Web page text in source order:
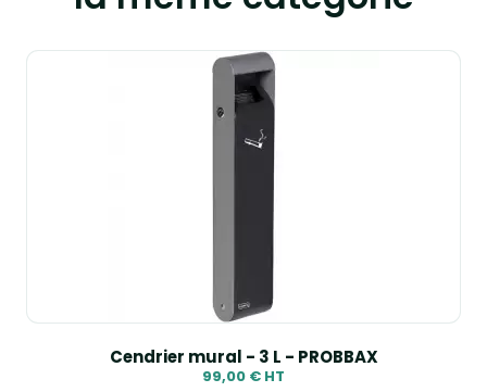
Cendrier mural - 3 L - PROBBAX
99,00 € HT